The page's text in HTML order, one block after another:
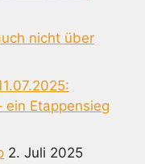
nicht über
Etappensieg
2. Juli 2025